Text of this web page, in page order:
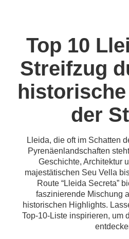
Top 10
Streifzug
der
Lleida, die oft im Schatten
Pyrenäenlandschaften
Geschichte, Architektur
majestätischen Seu Vella
Route “Lleida Secreta”
faszinierende Mischung
historischen Highlights.
Top-10-Liste inspirieren, um